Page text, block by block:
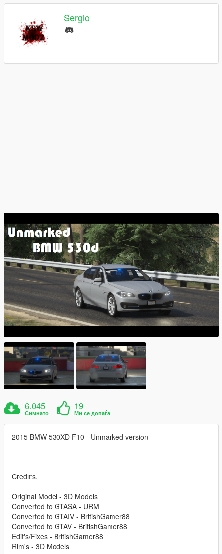
Sergio
6.045
Симнато
19
Ми се допаѓа
2015 BMW 530XD F10 - Unmarked version
-------------------------------------
Credit's.
Original Model - 3D Models
Converted to GTASA - URM
Converted to GTAIV - BritishGamer88
Converted to GTAV - BritishGamer88
Edit's/Fixes - BritishGamer88
Rim's - 3D Models